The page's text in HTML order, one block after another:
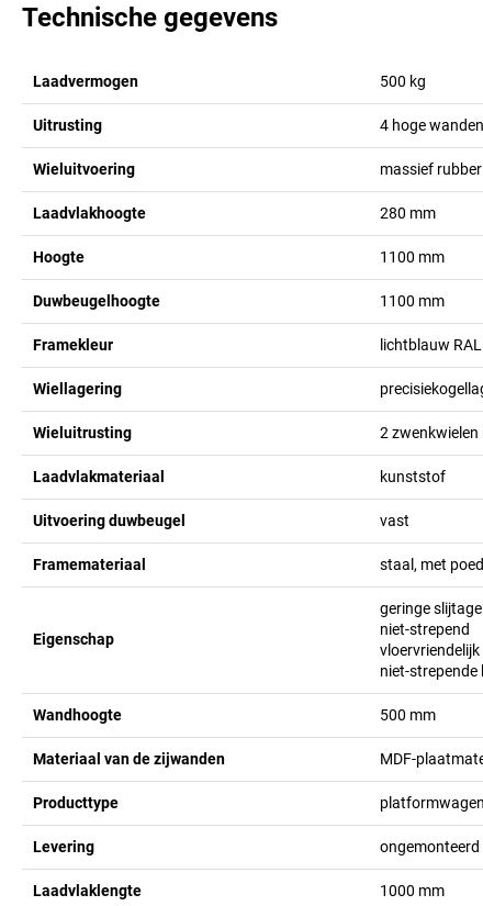
Technische gegevens
Laadvermogen 500 kg
Uitrusting 4 hoge wanden
Wieluitvoering massief
Laadvlakhoogte 280 mm
Hoogte 1100 mm
Duwbeugelhoogte 1100 mm
Framekleur lichtblauw
Wiellagering
Wieluitrusting 2 zwenkwielen
Laadvlakmateriaal kunststof
Uitvoering duwbeugel vast
Framemateriaal staal, met
Eigenschap
geringe slijtage
niet-strepend
vloervriendelijk
niet-strepende
Wandhoogte 500 mm
Materiaal van de zijwanden MDF-
Producttype
Levering ongemonteerd
Laadvlaklengte 1000 mm